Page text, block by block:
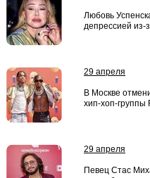
Любовь
депрессией из-
29 апреля
В Москве
хип-хоп-группы
29 апреля
Певец Стас